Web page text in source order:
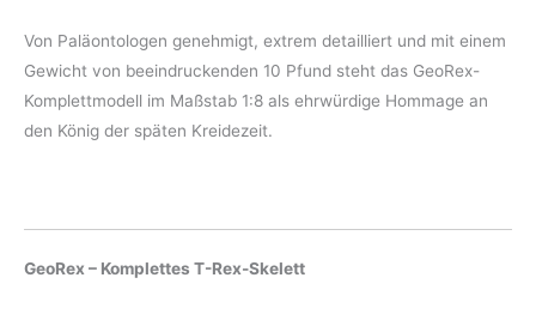
Von Paläontologen genehmigt, extrem detailliert und mit einem
Gewicht von beeindruckenden 10 Pfund steht das GeoRex-
Komplettmodell im Maßstab 1:8 als ehrwürdige Hommage an
den König der späten Kreidezeit.
GeoRex – Komplettes T-Rex-Skelett